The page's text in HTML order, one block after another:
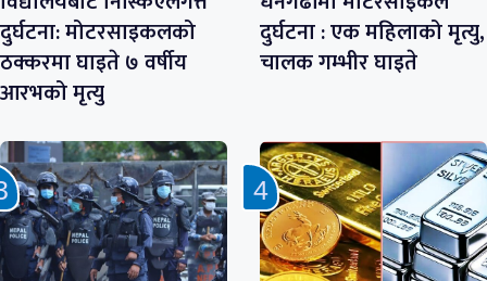
दुर्घटना: मोटरसाइकलको
ठक्करमा घाइते ७ वर्षीय
आरभको मृत्यु
दुर्घटना : एक महिलाको मृत्यु,
चालक गम्भीर घाइते